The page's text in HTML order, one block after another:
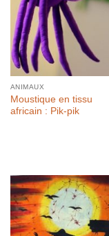
ANIMAUX
Moustique en tissu
africain : Pik-pik